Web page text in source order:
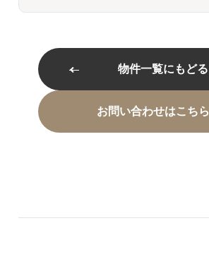
物件一覧にもどる
お問い合わせはこちら